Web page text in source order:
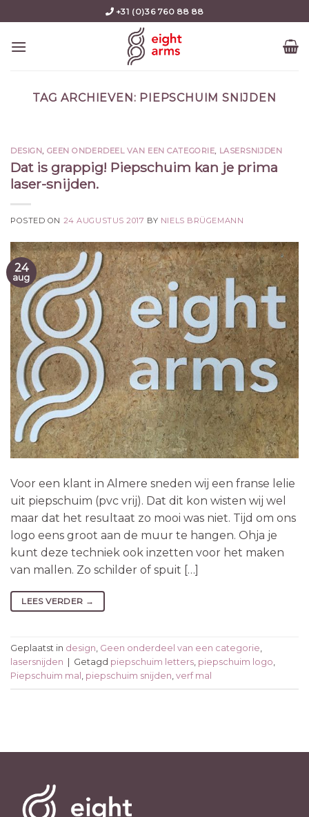
to
content
+31 (0)36 760 88 88
TAG ARCHIEVEN: PIEPSCHUIM SNIJDEN
DESIGN, GEEN ONDERDEEL VAN EEN CATEGORIE, LASERSNIJDEN
Dat is grappig! Piepschuim kan je prima
laser-snijden.
POSTED ON 24 AUGUSTUS 2017 BY NIELS BRÜGEMANN
24
aug
Voor een klant in Almere sneden wij een franse lelie
uit piepschuim (pvc vrij). Dat dit kon wisten wij wel
maar dat het resultaat zo mooi was niet. Tijd om ons
logo eens groot aan de muur te hangen. Ohja je
kunt deze techniek ook inzetten voor het maken
van mallen. Zo schilder of spuit […]
LEES VERDER →
Geplaatst in design, Geen onderdeel van een categorie,
lasersnijden
Getagd piepschuim letters, piepschuim logo,
Piepschuim mal , piepschuim snijden, verf mal